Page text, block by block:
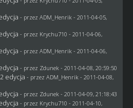
- przez ADM_Henrik - 2011-04-05,
- przez Krychu710 - 2011-04-06,
- przez ADM_Henrik - 2011-04-06,
- przez Zdunek - 2011-04-08, 20:59:50
edycja - przez ADM_Henrik - 2011-04-08,
- przez Zdunek - 2011-04-09, 21:18:43
- przez Krychu710 - 2011-04-10,